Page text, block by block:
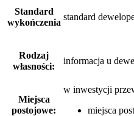
Standard
wykończenia
standard
Rodzaj
własności:
informacja u
Miejsca
postojowe:
w inwestycji
miejsca